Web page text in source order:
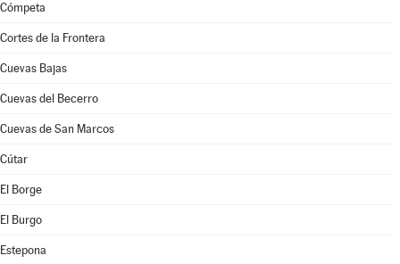
Cómpeta
Cortes de la Frontera
Cuevas Bajas
Cuevas del Becerro
Cuevas de San Marcos
Cútar
El Borge
El Burgo
Estepona